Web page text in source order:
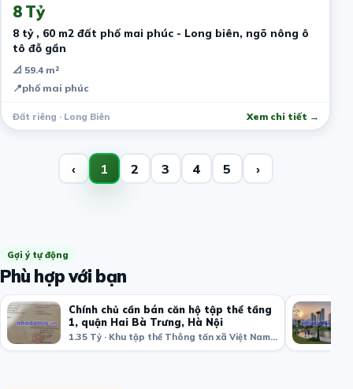
8 Tỷ
8 tỷ , 60 m2 đất phố mai phúc - Long biên, ngõ nông ô
tô đỗ gần
📐 59.4 m²
📍phố mai phúc
Đất riêng · Long Biên Xem chi tiết →
‹ 1 2 3 4 5 ›
Gợi ý tự động
Phù hợp với bạn
Chính chủ cần bán căn hộ tập thể tầng
1, quận Hai Bà Trưng, Hà Nội
1.35 Tỷ · Khu tập thể Thông tấn xã Việt Nam, Bạch Mai, Hai Bà Trưng, Hà Nội, Việt Nam